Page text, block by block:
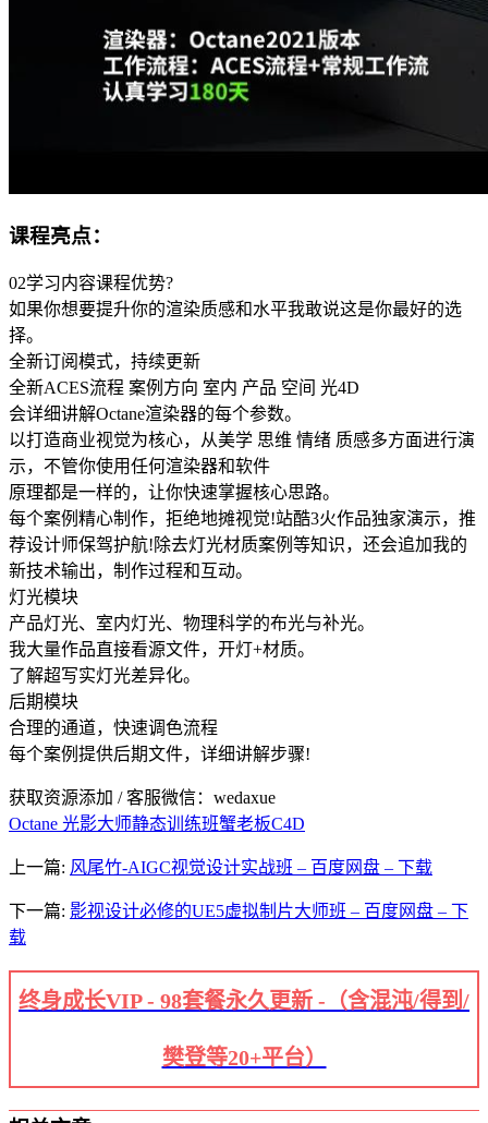
课程亮点：
02学习内容课程优势?
如果你想要提升你的渲染质感和水平我敢说这是你最好的选
择。
全新订阅模式，持续更新
全新ACES流程 案例方向 室内 产品 空间 光4D
会详细讲解Octane渲染器的每个参数。
以打造商业视觉为核心，从美学 思维 情绪 质感多方面进行演
示，不管你使用任何渲染器和软件
原理都是一样的，让你快速掌握核心思路。
每个案例精心制作，拒绝地摊视觉!站酷3火作品独家演示，推
荐设计师保驾护航!除去灯光材质案例等知识，还会追加我的
新技术输出，制作过程和互动。
灯光模块
产品灯光、室内灯光、物理科学的布光与补光。
我大量作品直接看源文件，开灯+材质。
了解超写实灯光差异化。
后期模块
合理的通道，快速调色流程
每个案例提供后期文件，详细讲解步骤!
获取资源添加 / 客服微信：wedaxue
Octane 光影大师静态训练班蟹老板C4D
上一篇: 风尾竹-AIGC视觉设计实战班 – 百度网盘 – 下载
下一篇: 影视设计必修的UE5虚拟制片大师班 – 百度网盘 – 下
载
终身成长VIP - 98套餐永久更新 -（含混沌/得到/
樊登等20+平台）